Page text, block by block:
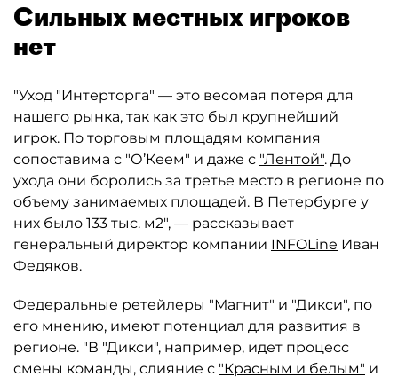
Сильных местных игроков
нет
"Уход "Интерторга" — это весомая потеря для
нашего рынка, так как это был крупнейший
игрок. По торговым площадям компания
сопоставима с "О’Кеем" и даже с "Лентой". До
ухода они боролись за третье место в регионе по
объему занимаемых площадей. В Петербурге у
них было 133 тыс. м2", — рассказывает
генеральный директор компании INFOLine Иван
Федяков.
Федеральные ретейлеры "Магнит" и "Дикси", по
его мнению, имеют потенциал для развития в
регионе. "В "Дикси", например, идет процесс
смены команды, слияние с "Красным и белым" и